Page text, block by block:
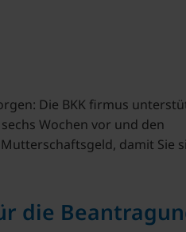
Die BKK firmus
Wochen vor und den
damit Sie
die